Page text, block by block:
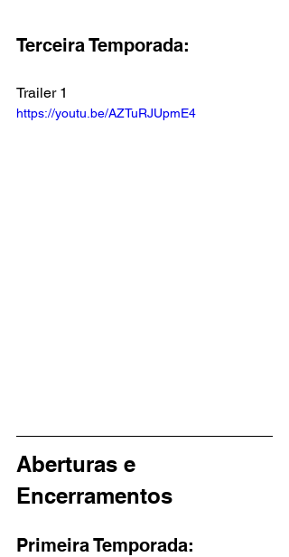
Terceira Temporada:
Trailer 1
https://youtu.be/AZTuRJUpmE4
Aberturas e
Encerramentos
Primeira Temporada: